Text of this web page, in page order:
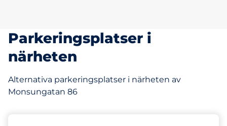
Parkeringsplatser i
närheten
Alternativa parkeringsplatser i närheten av
Monsungatan 86